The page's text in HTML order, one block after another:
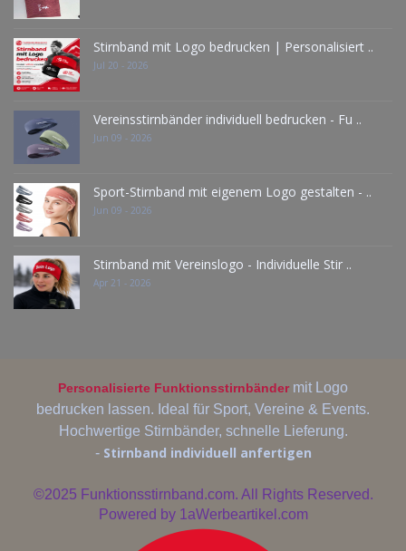
Stirnband mit Logo bedrucken | Personalisiert ..
Jul 20 - 2026
Vereinsstirnbänder individuell bedrucken - Fu ..
Jun 09 - 2026
Sport-Stirnband mit eigenem Logo gestalten - ..
Jun 09 - 2026
Stirnband mit Vereinslogo - Individuelle Stir ..
Apr 21 - 2026
Personalisierte Funktionsstirnbänder mit Logo
bedrucken lassen. Ideal für Sport, Vereine & Events.
Hochwertige Stirnbänder, schnelle Lieferung.
- Stirnband individuell anfertigen
©2025 Funktionsstirnband.com. All Rights Reserved.
Powered by 1aWerbeartikel.com